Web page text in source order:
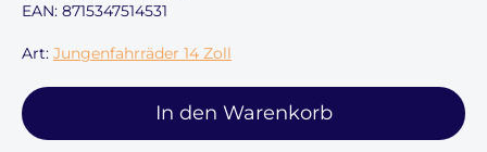
EAN: 8715347514531
Art: Jungenfahrräder 14 Zoll
In den Warenkorb